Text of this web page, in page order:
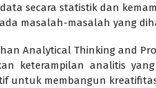
secara statistik dan
masalah-masalah yang
Analytical Thinking and
keterampilan analitis
untuk membangun